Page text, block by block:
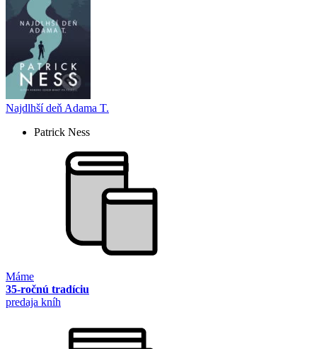
Najdlhší deň Adama T.
Patrick Ness
Máme
35-ročnú tradíciu
predaja kníh